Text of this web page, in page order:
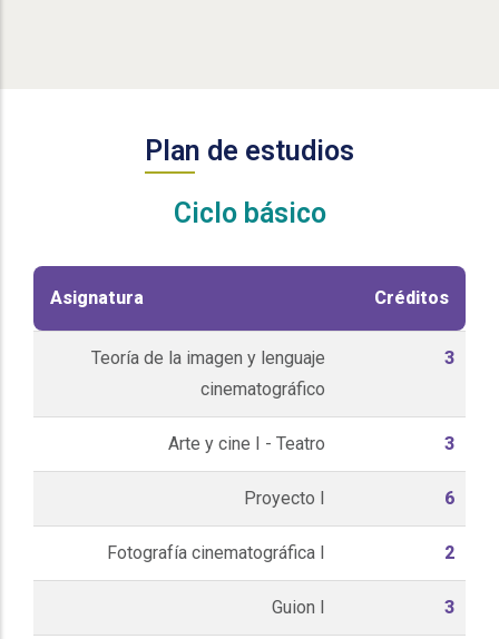
Plan de estudios
Ciclo básico
Asignatura Créditos
Teoría de la imagen y lenguaje
cinematográfico
3
Arte y cine I - Teatro 3
Proyecto I 6
Fotografía cinematográfica I 2
Guion I 3